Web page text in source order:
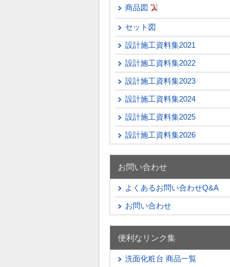
商品図
セット図
設計施工資料集2021
設計施工資料集2022
設計施工資料集2023
設計施工資料集2024
設計施工資料集2025
設計施工資料集2026
お問い合わせ
よくあるお問い合わせQ&A
お問い合わせ
便利なリンク集
洗面化粧台 商品一覧